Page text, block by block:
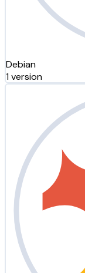
Debian
1 version